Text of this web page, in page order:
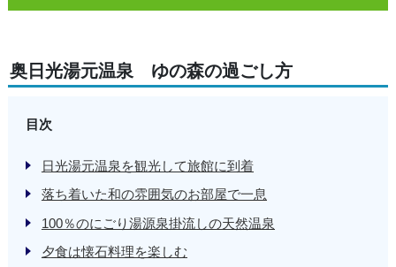
奥日光湯元温泉 ゆの森の過ごし方
目次
日光湯元温泉を観光して旅館に到着
落ち着いた和の雰囲気のお部屋で一息
100％のにごり湯源泉掛流しの天然温泉
夕食は懐石料理を楽しむ